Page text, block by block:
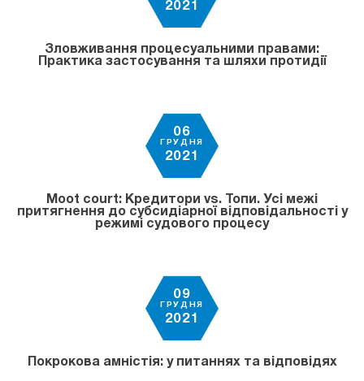
2021
Зловживання процесуальними правами:
Практика застосування та шляхи протидії
06
ГРУДНЯ
2021
Moot court: Кредитори vs. Топи. Усі межі
притягнення до субсидіарної відповідальності у
режимі судового процесу
09
ГРУДНЯ
2021
Покрокова амністія: у питаннях та відповідях